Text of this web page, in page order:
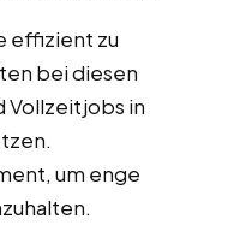
effizient zu
bei diesen
Vollzeitjobs in
um enge